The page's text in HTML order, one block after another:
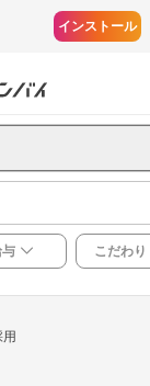
インストール
こだわり